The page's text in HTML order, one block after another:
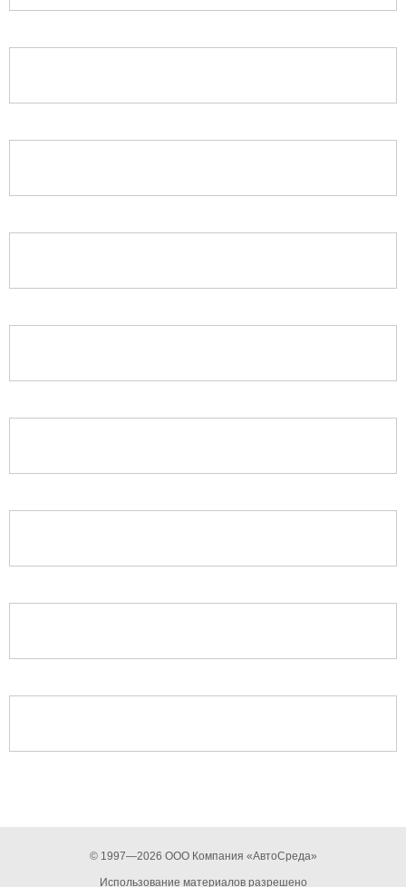
© 1997—2026 ООО Компания «АвтоСреда»
Использование материалов разрешено